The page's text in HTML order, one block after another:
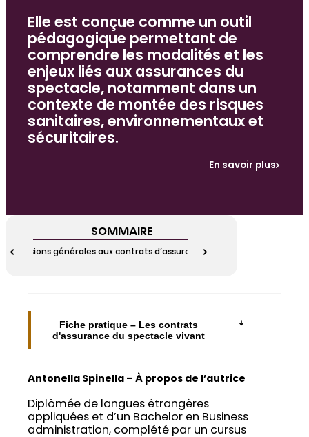
Elle est conçue comme un outil
pédagogique permettant de
comprendre les modalités et les
enjeux liés aux assurances du
spectacle, notamment dans un
contexte de montée des risques
sanitaires, environnementaux et
sécuritaires.
En savoir plus
SOMMAIRE
Exclusions générales aux contrats d’assurance
Fiche pratique – Les contrats
d'assurance du spectacle vivant
Antonella Spinella – À propos de l’autrice
Diplômée de langues étrangères
appliquées et d’un Bachelor en Business
administration, complété par un cursus